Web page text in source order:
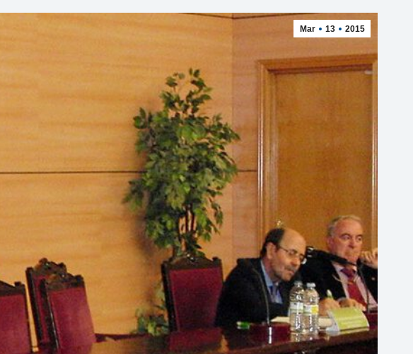
Mar 13 2015